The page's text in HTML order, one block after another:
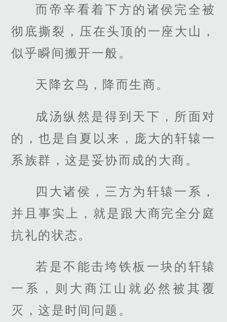
而帝辛看着下方的诸侯完全被
彻底撕裂，压在头顶的一座大山，
似乎瞬间搬开一般。
天降玄鸟，降而生商。
成汤纵然是得到天下，所面对
的，也是自夏以来，庞大的轩辕一
系族群，这是妥协而成的大商。
四大诸侯，三方为轩辕一系，
并且事实上，就是跟大商完全分庭
抗礼的状态。
若是不能击垮铁板一块的轩辕
一系，则大商江山就必然被其覆
灭，这是时间问题。